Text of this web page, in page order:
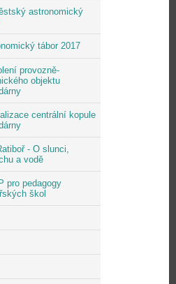
astronomický
tábor 2017
provozně-
objektu
centrální kopule
- O slunci,
a vodě
pro pedagogy
škol